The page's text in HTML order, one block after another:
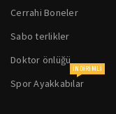
Cerrahi Boneler
Sabo terlikler
Doktor önlüğü
Spor Ayakkabılar
INDIRIMLI